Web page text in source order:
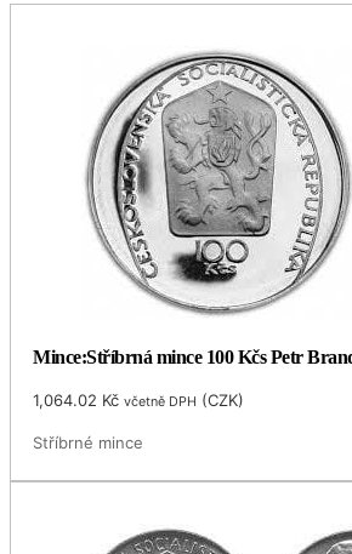
Mince:Stříbrná mince 100 Kčs Petr
1,064.02 Kč včetně DPH (CZK)
Stříbrné mince